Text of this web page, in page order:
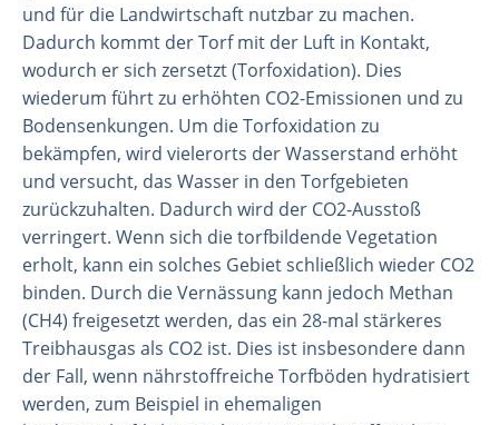
Organisation
Mitarbeiter
Labor
Feld- und Laborexperimente
Feldarbeit
und für die Landwirtschaft nutzbar zu machen.
Dadurch kommt der Torf mit der Luft in Kontakt,
wodurch er sich zersetzt (Torfoxidation). Dies
wiederum führt zu erhöhten CO2-Emissionen und zu
Bodensenkungen. Um die Torfoxidation zu
bekämpfen, wird vielerorts der Wasserstand erhöht
und versucht, das Wasser in den Torfgebieten
zurückzuhalten. Dadurch wird der CO2-Ausstoß
verringert. Wenn sich die torfbildende Vegetation
erholt, kann ein solches Gebiet schließlich wieder CO2
binden. Durch die Vernässung kann jedoch Methan
(CH4) freigesetzt werden, das ein 28-mal stärkeres
Treibhausgas als CO2 ist. Dies ist insbesondere dann
der Fall, wenn nährstoffreiche Torfböden hydratisiert
werden, zum Beispiel in ehemaligen